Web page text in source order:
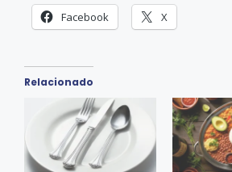
Facebook X
Relacionado